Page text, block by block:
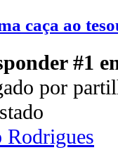
caça ao
#1
por
Rodrigues